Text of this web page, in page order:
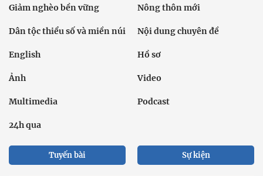
Giảm nghèo bền vững Nông thôn mới
Dân tộc thiểu số và miền núi Nội dung chuyên đề
English Hồ sơ
Ảnh Video
Multimedia Podcast
24h qua
Tuyến bài Sự kiện